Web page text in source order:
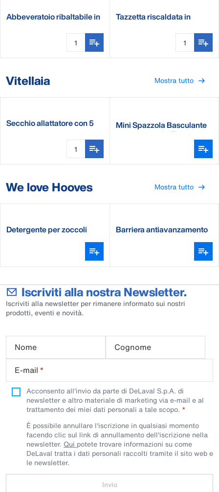
Abbeveratoio ribaltabile in Tazzetta riscaldata in
Vitellaia Mostra tutto
Secchio allattatore con 5 Mini Spazzola Basculante
per capre e vitelli
We love Hooves Mostra tutto
Detergente per zoccoli Barriera antiavanzamento
Iscriviti alla nostra Newsletter.
Iscriviti alla newsletter per rimanere informato sui nostri
prodotti, eventi e novità.
Nome
Cognome
E-mail *
Acconsento all'invio da parte di DeLaval S.p.A. di
newsletter e altro materiale di marketing via e-mail e al
trattamento dei miei dati personali a tale scopo.
È possibile annullare l'iscrizione in qualsiasi momento
facendo clic sul link di annullamento dell'iscrizione nella
newsletter. Qui potete trovare informazioni su come
DeLaval tratta i dati personali raccolti tramite il sito web e
le newsletter.
Invio